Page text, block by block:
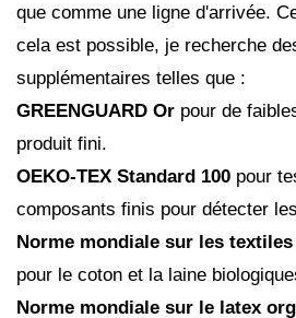
que comme une ligne d'arrivée.
cela est possible, je recherche
supplémentaires telles que :
GREENGUARD Or pour de
produit fini.
OEKO-TEX Standard 100 pour
composants finis pour détecter
Norme mondiale sur les
pour le coton et la laine
Norme mondiale sur le latex